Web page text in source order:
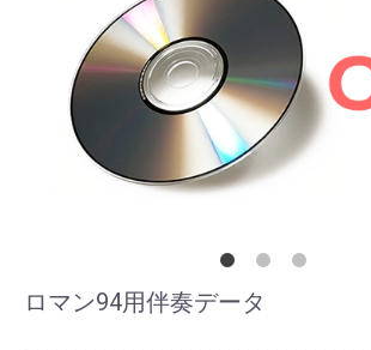
ロマン94用伴奏データ